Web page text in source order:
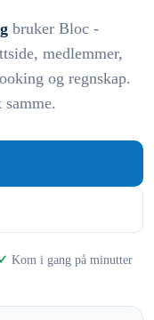
bruker Bloc -
medlemmer,
og regnskap.
Kom i gang på minutter